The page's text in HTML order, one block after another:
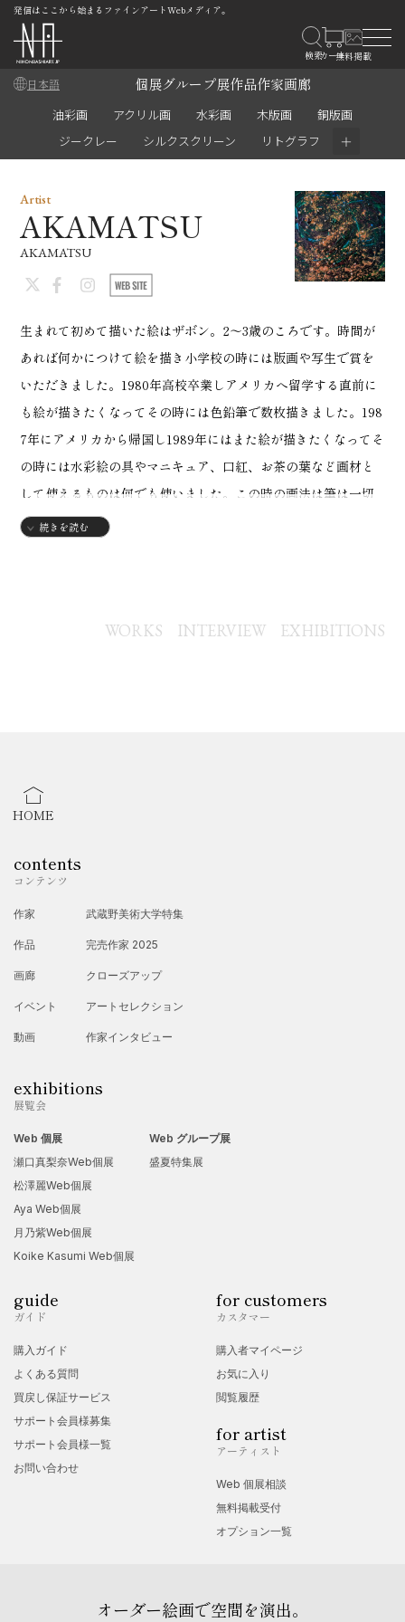
発信はここから始まるファインアートWebメディア。
日本語 個展グループ展作品作家画廊
油彩画 アクリル画 水彩画 木版画
銅版画
ジークレー
シルクスクリーン リトグラフ ＋
生まれて初めて描いた絵はザボン。2～3歳のころです。時間が
あれば何かにつけて絵を描き小学校の時には版画や写生で賞を
いただきました。1980年高校卒業しアメリカへ留学する直前に
も絵が描きたくなってその時には色鉛筆で数枚描きました。198
7年にアメリカから帰国し1989年にはまた絵が描きたくなってそ
の時には水彩絵の具やマニキュア、口紅、お茶の葉など画材と
して使えるものは何でも使いました。この時の画法は筆は一切
使わず下書きもなくただただ色だけで表現しました。1989年か
・大阪天保山マーケットプレイスコスモス展入賞
2012年
・ポツダム展参加
2014年
・マルタアートホテルにて絵画展示2017年まで
・ニューヨーク展参加
2017年
・ドイツテルトー展参加
2018年
・パリタンギーギャラリーグループ展参加中止
・フランクフルトアートフェア参加中止
2020年
2021年
・銀座アートポイントギャラリーグループ展参加
2024年
・第80回現展入賞 国立新美術館（東京都港区六本木）にて5月
29日～6月10日まで展示
続きを読む
Artist
AKAMATSU
AKAMATSU
WORKS INTERVIEW EXHIBITIONS
HOME
contents
コンテンツ
作家
作品
画廊
イベント
動画
武蔵野美術大学特集
完売作家 2025
クローズアップ
アートセレクション
作家インタビュー
exhibitions
展覧会
Web 個展
瀬口真梨奈Web個展
松澤麗Web個展
Aya Web個展
月乃紫Web個展
Koike Kasumi Web個展
Web グループ展
盛夏特集展
guide
ガイド
購入ガイド
よくある質問
買戻し保証サービス
サポート会員様募集
サポート会員様一覧
お問い合わせ
for customers
カスタマー
購入者マイページ
お気に入り
閲覧履歴
for artist
アーティスト
Web 個展相談
無料掲載受付
オプション一覧
オーダー絵画で空間を演出。